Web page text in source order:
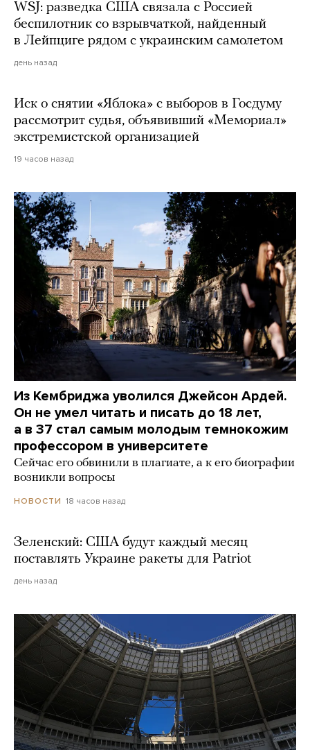
WSJ: разведка США связала с Россией
беспилотник со взрывчаткой, найденный
в Лейпциге рядом с украинским самолетом
день назад
Иск о снятии «Яблока» с выборов в Госдуму
рассмотрит судья, объявивший «Мемориал»
экстремистской организацией
19 часов назад
Из Кембриджа уволился Джейсон Ардей.
Он не умел читать и писать до 18 лет,
а в 37 стал самым молодым темнокожим
профессором в университете
Сейчас его обвинили в плагиате, а к его биографии
возникли вопросы
НОВОСТИ 18 часов назад
Зеленский: США будут каждый месяц
поставлять Украине ракеты для Patriot
день назад